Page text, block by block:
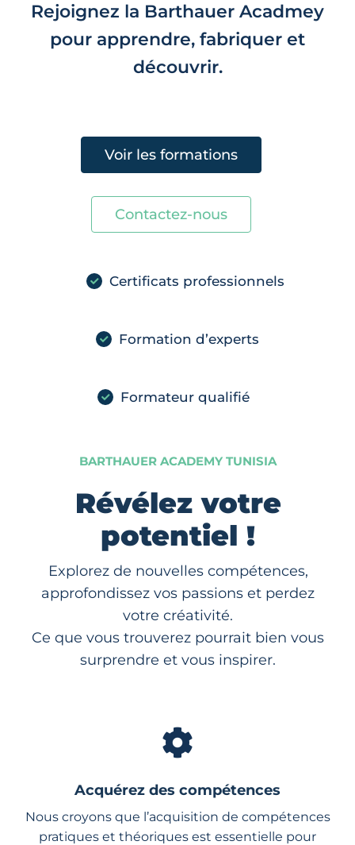
Rejoignez la Barthauer Acadmey
pour apprendre, fabriquer et
découvrir.
Voir les formations
Contactez-nous
Certificats professionnels
Formation d’experts
Formateur qualifié
BARTHAUER ACADEMY TUNISIA
Révélez votre
potentiel !
Explorez de nouvelles compétences,
approfondissez vos passions et perdez
votre créativité.
Ce que vous trouverez pourrait bien vous
surprendre et vous inspirer.
Acquérez des compétences
Nous croyons que l’acquisition de compétences
pratiques et théoriques est essentielle pour